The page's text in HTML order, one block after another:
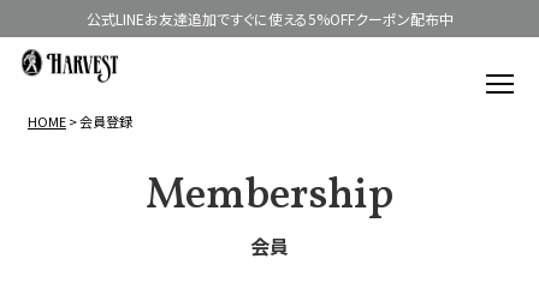
公式LINEお友達追加ですぐに使える5%OFFクーポン配布中
HOME 会員登録
Membership
会員